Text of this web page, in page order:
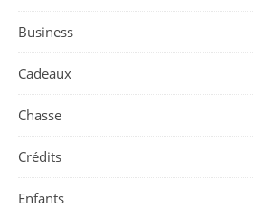
Business
Cadeaux
Chasse
Crédits
Enfants